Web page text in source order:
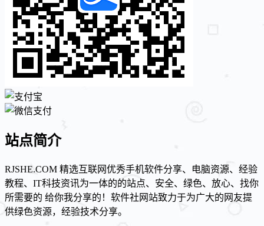
站点简介
RJSHE.COM 精选互联网优秀手机软件分享、电脑资源、经验
教程、IT科技资讯为一体的的站点、安全、绿色、放心、找你
所需要的 给你我分享的！软件社网站致力于为广大的网友提
供绿色资源，经验技术分享。